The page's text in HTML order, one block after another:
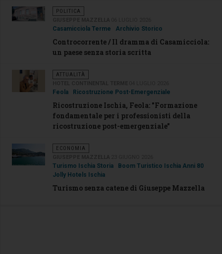
POLITICA
Casamicciola Terme Archivio Storico
Controcorrente / Il dramma di Casamicciola:
un paese senza storia scritta
ATTUALITÀ
Feola Ricostruzione Post-Emergenziale
Ricostruzione Ischia, Feola: "Formazione
fondamentale per i professionisti della
ricostruzione post-emergenziale"
ECONOMIA
Turismo Ischia Storia
Boom Turistico Ischia Anni 80
Jolly Hotels Ischia
Turismo senza catene di Giuseppe Mazzella